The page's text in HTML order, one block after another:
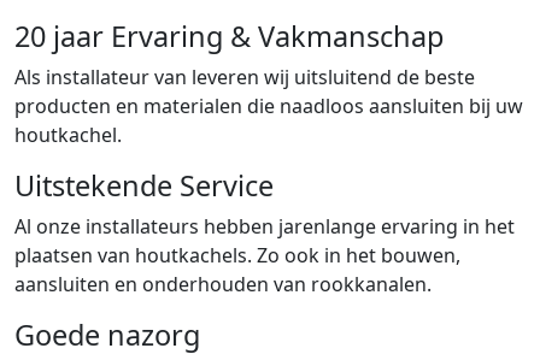
20 jaar Ervaring & Vakmanschap
Als installateur van leveren wij uitsluitend de beste
producten en materialen die naadloos aansluiten bij uw
houtkachel.
Uitstekende Service
Al onze installateurs hebben jarenlange ervaring in het
plaatsen van houtkachels. Zo ook in het bouwen,
aansluiten en onderhouden van rookkanalen.
Goede nazorg